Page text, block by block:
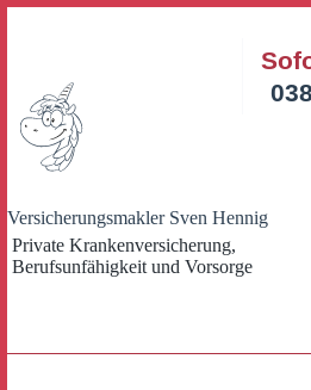
Versicherungsmakler Sven Hennig
Private Krankenversicherung,
Berufsunfähigkeit und Vorsorge